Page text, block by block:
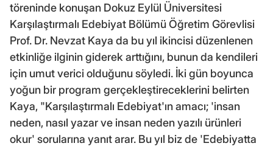
töreninde konuşan Dokuz Eylül Üniversitesi
Karşılaştırmalı Edebiyat Bölümü Öğretim Görevlisi
Prof. Dr. Nevzat Kaya da bu yıl ikincisi düzenlenen
etkinliğe ilginin giderek arttığını, bunun da kendileri
için umut verici olduğunu söyledi. İki gün boyunca
yoğun bir program gerçekleştireceklerini belirten
Kaya, "Karşılaştırmalı Edebiyat'ın amacı; 'insan
neden, nasıl yazar ve insan neden yazılı ürünleri
okur' sorularına yanıt arar. Bu yıl biz de 'Edebiyatta